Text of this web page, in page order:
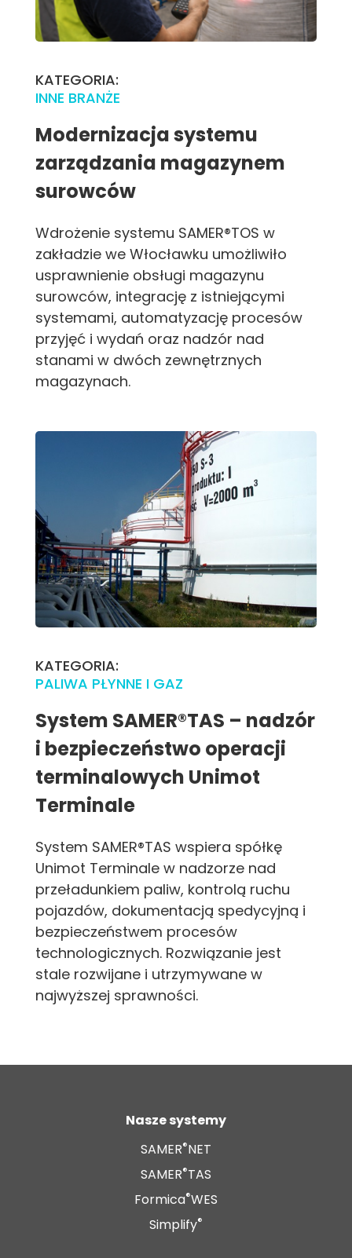
KATEGORIA:
INNE BRANŻE
Modernizacja systemu
zarządzania magazynem
surowców
Wdrożenie systemu SAMER®TOS w
zakładzie we Włocławku umożliwiło
usprawnienie obsługi magazynu
surowców, integrację z istniejącymi
systemami, automatyzację procesów
przyjęć i wydań oraz nadzór nad
stanami w dwóch zewnętrznych
magazynach.
KATEGORIA:
PALIWA PŁYNNE I GAZ
System SAMER®TAS – nadzór
i bezpieczeństwo operacji
terminalowych Unimot
Terminale
System SAMER®TAS wspiera spółkę
Unimot Terminale w nadzorze nad
przeładunkiem paliw, kontrolą ruchu
pojazdów, dokumentacją spedycyjną i
bezpieczeństwem procesów
technologicznych. Rozwiązanie jest
stale rozwijane i utrzymywane w
najwyższej sprawności.
Nasze systemy
SAMER®NET
SAMER®TAS
Formica®WES
Simplify®